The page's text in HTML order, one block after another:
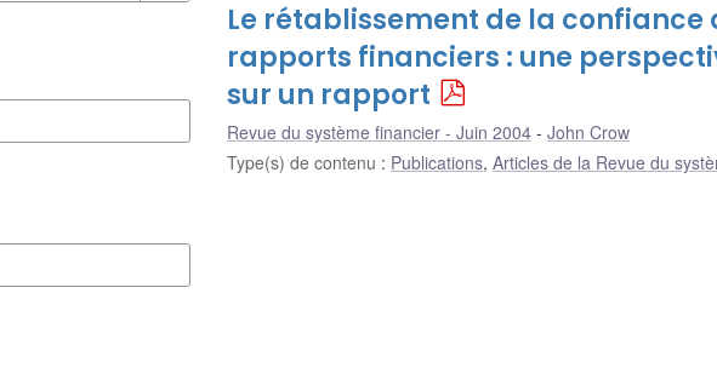
Le rétablissement de la confiance
rapports financiers : une
sur un rapport
Revue du système financier - Juin 2004
John Crow
Type(s) de contenu : Publications, Articles de la Revue du